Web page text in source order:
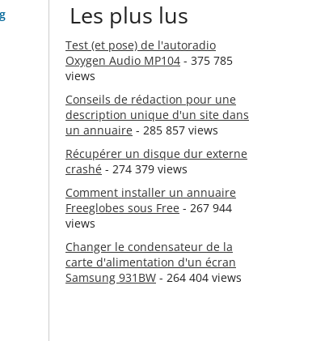
Les plus lus
Test (et pose) de l'autoradio
Oxygen Audio MP104 - 375 785
views
Conseils de rédaction pour une
description unique d'un site dans
un annuaire - 285 857 views
Récupérer un disque dur externe
crashé - 274 379 views
Comment installer un annuaire
Freeglobes sous Free - 267 944
views
Changer le condensateur de la
carte d'alimentation d'un écran
Samsung 931BW - 264 404 views